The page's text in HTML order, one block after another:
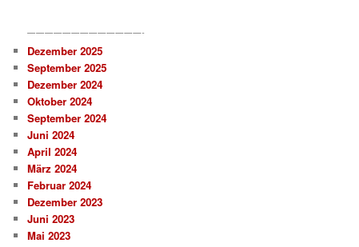
—————————————-
Dezember 2025
September 2025
Dezember 2024
Oktober 2024
September 2024
Juni 2024
April 2024
März 2024
Februar 2024
Dezember 2023
Juni 2023
Mai 2023